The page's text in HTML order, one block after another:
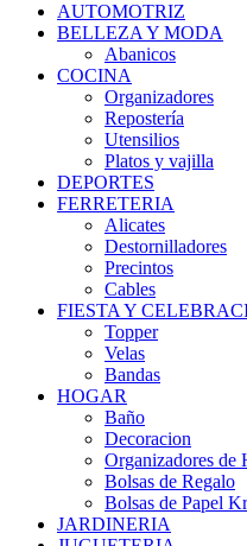
AUTOMOTRIZ
BELLEZA Y MODA
Abanicos
COCINA
Organizadores
Repostería
Utensilios
Platos y vajilla
DEPORTES
FERRETERIA
Alicates
Destornilladores
Precintos
Cables
FIESTA Y
Topper
Velas
Bandas
HOGAR
Baño
Decoracion
Organizadores de
Bolsas de Regalo
Bolsas de Papel
JARDINERIA